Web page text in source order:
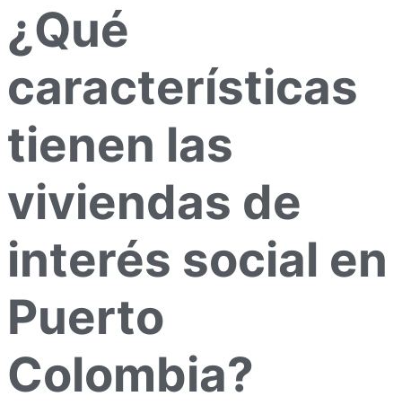
¿Qué
características
tienen las
viviendas de
interés social en
Puerto
Colombia?